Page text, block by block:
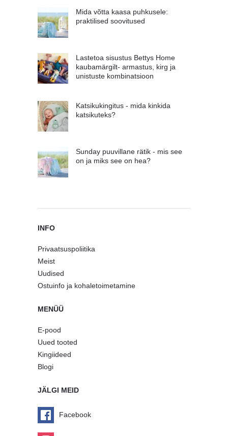
Mida võtta kaasa puhkusele:
praktilised soovitused
Lastetoa sisustus Bettys Home
kaubamärgilt- armastus, kirg ja
unistuste kombinatsioon
Katsikukingitus - mida kinkida
katsikuteks?
Sunday puuvillane rätik - mis see
on ja miks see on hea?
INFO
Privaatsuspoliitika
Meist
Uudised
Ostuinfo ja kohaletoimetamine
MENÜÜ
E-pood
Uued tooted
Kingiideed
Blogi
JÄLGI MEID
Facebook